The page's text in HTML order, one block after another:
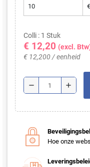
10
Colli : 1 Stuk
€ 12,20 (excl.
€ 12,200 / eenheid
remove add
Hoe onze